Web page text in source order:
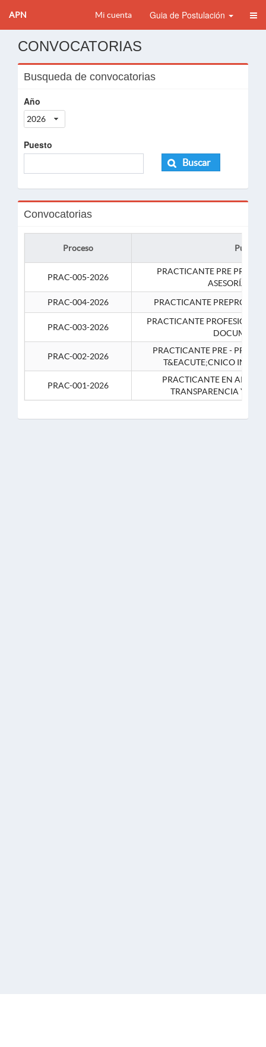
APN Mi cuenta Guia de Postulación
CONVOCATORIAS
Busqueda de convocatorias
Año
2026
Puesto
Buscar
Convocatorias
Proceso Puesto
PRAC-005-2026
PRACTICANTE PRE
ASESORÍA
PRAC-004-2026
PRACTICANTE
PRAC-003-2026
PRACTICANTE
PRAC-002-2026
PRACTICANTE PRE -
T&EACUTE;CNICO
PRAC-001-2026
PRACTICANTE EN APOYO
TRANSPARENCIA Y